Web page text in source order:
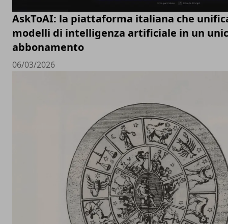
AskToAI: la piattaforma italiana che
modelli di intelligenza artificiale in un
abbonamento
06/03/2026